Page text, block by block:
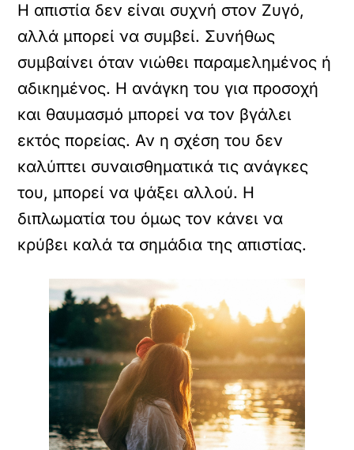
Η απιστία δεν είναι συχνή στον Ζυγό,
αλλά μπορεί να συμβεί. Συνήθως
συμβαίνει όταν νιώθει παραμελημένος ή
αδικημένος. Η ανάγκη του για προσοχή
και θαυμασμό μπορεί να τον βγάλει
εκτός πορείας. Αν η σχέση του δεν
καλύπτει συναισθηματικά τις ανάγκες
του, μπορεί να ψάξει αλλού. Η
διπλωματία του όμως τον κάνει να
κρύβει καλά τα σημάδια της απιστίας.